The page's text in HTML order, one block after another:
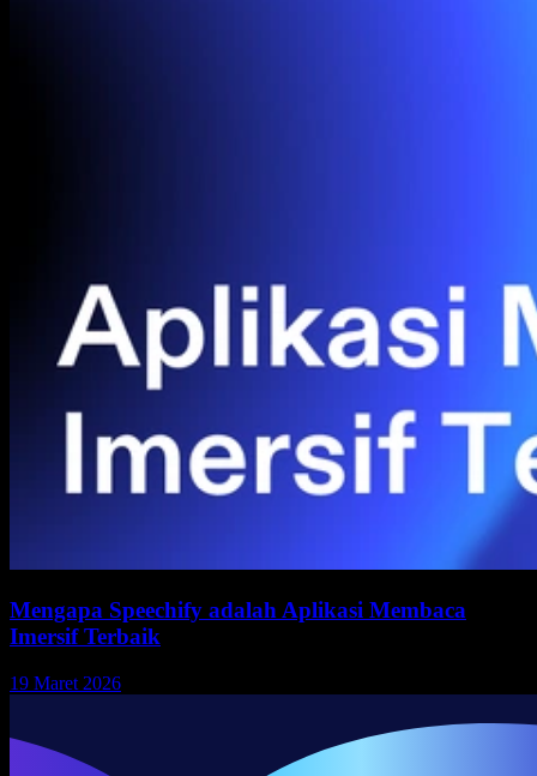
Mengapa Speechify adalah Aplikasi Membaca
Imersif Terbaik
19 Maret 2026